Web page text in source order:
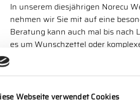
Webseite verwendet Cookies
In unserem diesjährigen Norecu
nehmen wir Sie mit auf eine
Beratung kann auch mal bis nach
es um Wunschzettel oder
wir denken immer einen Schritt
wenn es außergewöhnlich wird.
erfolgreichen Start ins neue […]